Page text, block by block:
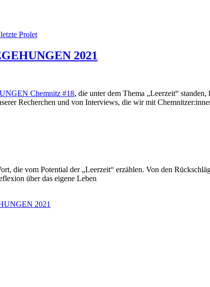
Prolet
2021
Chemnitz #18, die unter dem Thema „Leerzeit“ standen,
Recherchen und von Interviews, die wir mit
die vom Potential der „Leerzeit“ erzählen. Von den
über das eigene Leben
2021